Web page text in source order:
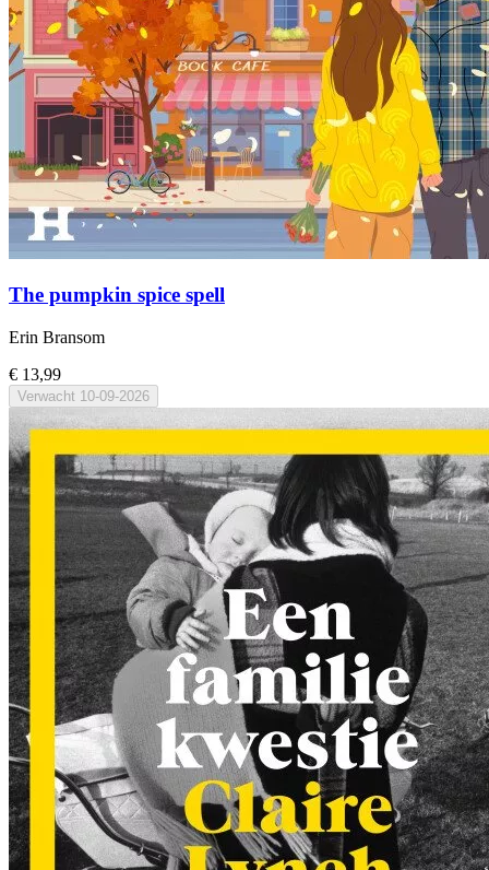
The pumpkin spice spell
Erin Bransom
€ 13,99
Verwacht 10-09-2026